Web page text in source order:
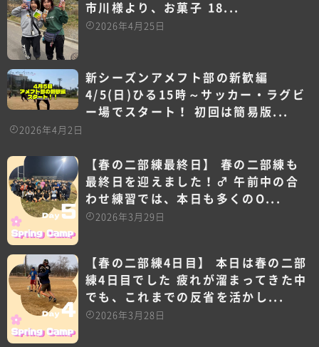
市川様より、お菓子 18...
2026年4月25日
新シーズンアメフト部の新歓編
4/5(日)ひる15時～サッカー・ラグビ
ー場でスタート！ 初回は簡易版...
2026年4月2日
【春の二部練最終日】 春の二部練も
最終日を迎えました！‍♂️ 午前中の合
わせ練習では、本日も多くのO...
2026年3月29日
【春の二部練4日目】 本日は春の二部
練4日目でした 疲れが溜まってきた中
でも、これまでの反省を活かし...
2026年3月28日